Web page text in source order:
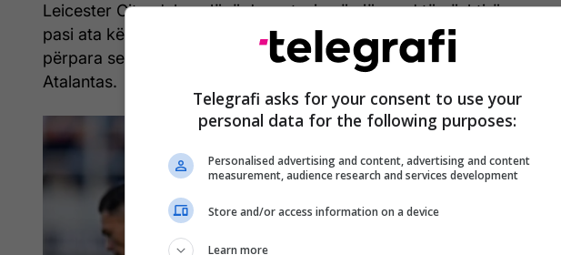
Leicester City, duke e lënë Juventusin në një vend të vështirë
pasi ata kërkojnë të fitojnë para për sulmuesin e talentuar
përpara se t'i riinvestojnë ato para te Teun Koopmeiners të
Atalantas.
Telegrafi asks for your consent to use your
personal data for the following purposes:
Personalised advertising and content, advertising and content
measurement, audience research and services development
Store and/or access information on a device
Learn more